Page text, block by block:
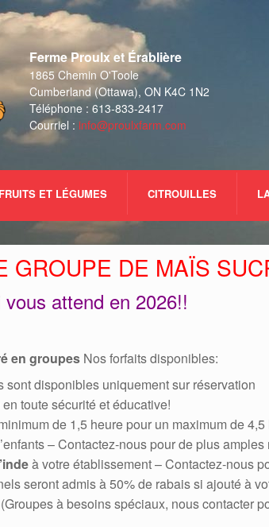
Ferme Proulx et Érablière
1865 Chemin O'Toole
Cumberland (Ottawa), ON K4C 1N2
Téléphone : 613-833-2417
Courriel : info@proulxfarm.com
FRUITS ET LÉGUMES CITROUILLES
GROUPE DE MAÏS
attend en 2026!!
en groupes Nos forfaits disponibles:
sont disponibles uniquement sur réservation
toute sécurité et éducative!
de 1,5 heure pour un maximum de
– Contactez-nous pour de plus
à votre établissement – Contactez-nous
seront admis à 50% de rabais si ajouté à
à besoins spéciaux, nous contacter